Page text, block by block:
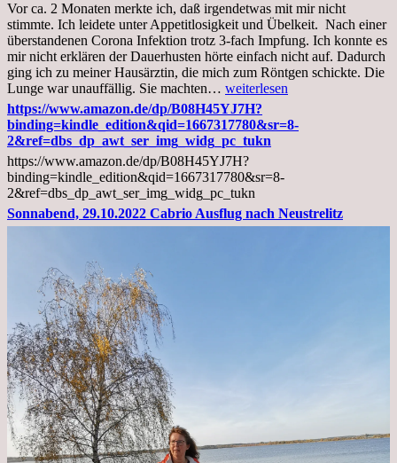
Vor ca. 2 Monaten merkte ich, daß irgendetwas mit mir nicht
stimmte. Ich leidete unter Appetitlosigkeit und Übelkeit. Nach einer
überstandenen Corona Infektion trotz 3-fach Impfung. Ich konnte es
mir nicht erklären der Dauerhusten hörte einfach nicht auf. Dadurch
ging ich zu meiner Hausärztin, die mich zum Röntgen schickte. Die
Lunge war unauffällig. Sie machten… Mittwoch,
02.11.2022,
Arztgespräch
und
Diagnose
Lebermetastasen
weiterlesen
https://www.amazon.de/dp/B08H45YJ7H?
binding=kindle_edition&qid=1667317780&sr=8-
2&ref=dbs_dp_awt_ser_img_widg_pc_tukn
https://www.amazon.de/dp/B08H45YJ7H?
binding=kindle_edition&qid=1667317780&sr=8-
2&ref=dbs_dp_awt_ser_img_widg_pc_tukn
Sonnabend, 29.10.2022 Cabrio Ausflug nach Neustrelitz